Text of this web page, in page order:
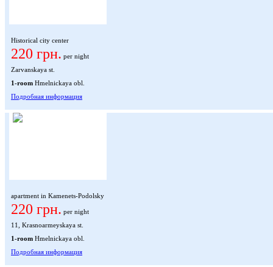
Historical city center
220 грн. per night
Zarvanskaya st.
1-room Hmelnickaya obl.
Подробная информация
apartment in Kamenets-Podolsky
220 грн. per night
11, Krasnoarmeyskaya st.
1-room Hmelnickaya obl.
Подробная информация